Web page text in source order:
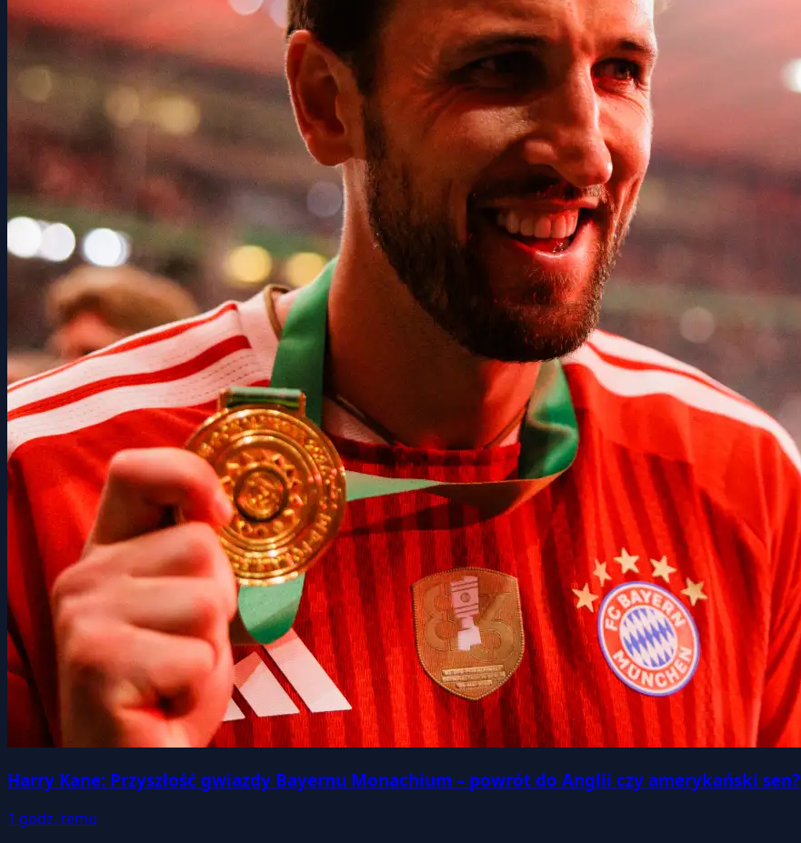
Harry Kane: Przyszłość gwiazdy Bayernu Monachium – powrót do Anglii czy amerykański sen?
1 godz. temu